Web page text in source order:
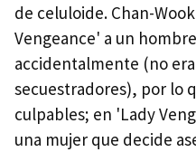
de celuloide. Chan-
Vengeance' a un
accidentalmente (no
secuestradores), por lo
culpables; en 'Lady
una mujer que decide